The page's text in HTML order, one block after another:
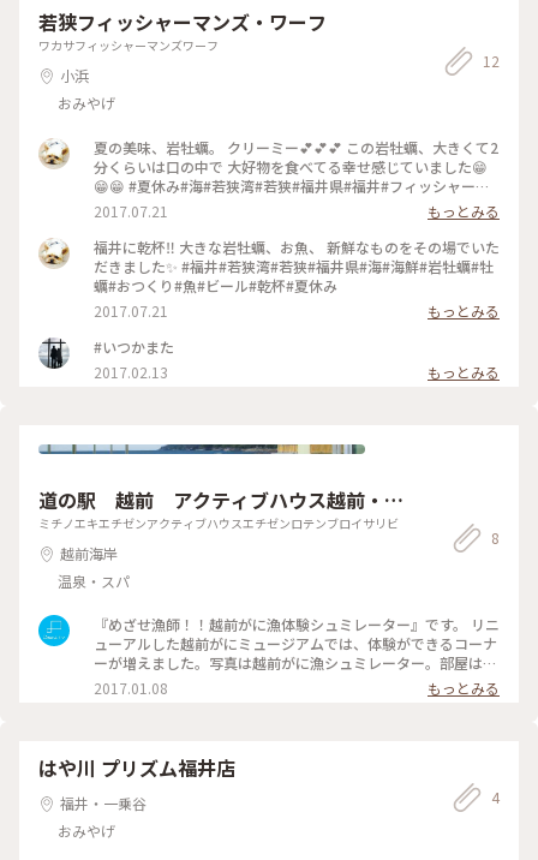
若狭フィッシャーマンズ・ワーフ
ワカサフィッシャーマンズワーフ
小浜
おみやげ
12
夏の美味、岩牡蠣。 クリーミー💕💕💕 この岩牡蠣、大きくて2
分くらいは口の中で 大好物を食べてる幸せ感じていました😁
😁😁 #夏休み#海#若狭湾#若狭#福井県#福井#フィッシャーマ
ン#岩牡蠣#牡蠣#魚#海鮮
2017.07.21
もっとみる
福井に乾杯‼️ 大きな岩牡蠣、お魚、 新鮮なものをその場でいた
だきました✨ #福井#若狭湾#若狭#福井県#海#海鮮#岩牡蠣#牡
蠣#おつくり#魚#ビール#乾杯#夏休み
2017.07.21
もっとみる
#いつかまた
2017.02.13
もっとみる
道の駅 越前 アクティブハウス越前・露
天風呂漁火
ミチノエキエチゼンアクティブハウスエチゼンロテンブロイサリビ
越前海岸
温泉・スパ
8
『めざせ漁師！！越前がに漁体験シュミレーター』です。 リニ
ューアルした越前がにミュージアムでは、体験ができるコーナ
ーが増えました。写真は越前がに漁シュミレーター。部屋は
360度モニターで波が写しだされ、エンジン音が体に響くと本
当に乗っているような感覚に。そこで操縦桿をにぎり、漁場を
点。 大人も真剣になります。乗ってるだけでも雰囲気ある！
子供向けの砂に隠れたカニを探す「かにあつめ」や、自分で描
いた海の生き物が泳ぐ「絵画水族館」も。もちろん、カニの生
体や漁の歴史などの展示も充実。トンネル水槽には美味しそう
な魚がたくさん(笑)。 隣は新鮮魚介のたくさんある『道の駅越
2017.01.08 もっとみる
はや川 プリズム福井店
福井・一乗谷
おみやげ
4